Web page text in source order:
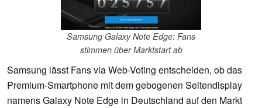
Samsung Galaxy Note Edge: Fans
stimmen über Marktstart ab
Samsung lässt Fans via Web-Voting entscheiden, ob das
Premium-Smartphone mit dem gebogenen Seitendisplay
namens Galaxy Note Edge in Deutschland auf den Markt